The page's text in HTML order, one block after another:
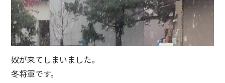
奴が来てしまいました。
冬将軍です。